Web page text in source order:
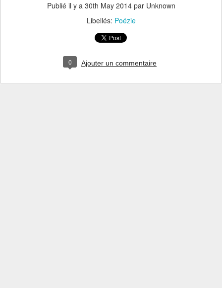
Publié il y a 30th May 2014par Unknown
Libellés: Poézie
0 Ajouter un commentaire